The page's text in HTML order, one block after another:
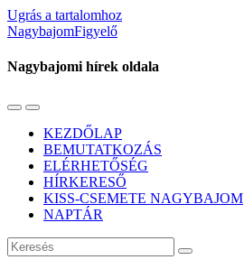
Ugrás a tartalomhoz
NagybajomFigyelő
Nagybajomi hírek oldala
Váltás
mobil
menüre
Használja
keresés
mezőt
KEZDŐLAP
BEMUTATKOZÁS
ELÉRHETŐSÉG
HÍRKERESŐ
KISS-CSEMETE NAGYBAJOM
NAPTÁR
Keresés